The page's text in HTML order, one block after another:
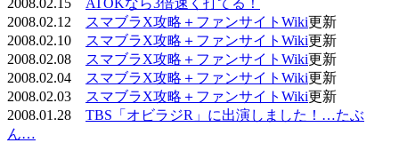
2008.02.12
スマブラX攻略＋ファンサイトWiki更新
2008.02.10
スマブラX攻略＋ファンサイトWiki更新
2008.02.08
スマブラX攻略＋ファンサイトWiki更新
2008.02.04
スマブラX攻略＋ファンサイトWiki更新
2008.02.03
スマブラX攻略＋ファンサイトWiki更新
2008.01.28 TBS「オビラジR」に出演しました！…たぶ
ん…